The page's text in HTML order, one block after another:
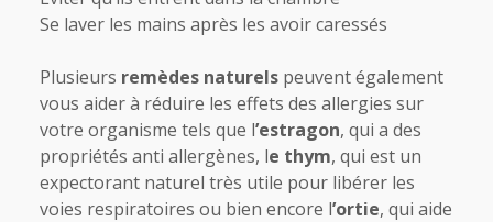
Se laver les mains après les avoir caressés
Plusieurs remèdes naturels peuvent également
vous aider à réduire les effets des allergies sur
votre organisme tels que l’estragon, qui a des
propriétés anti allergènes, le thym, qui est un
expectorant naturel très utile pour libérer les
voies respiratoires ou bien encore l’ortie, qui aide